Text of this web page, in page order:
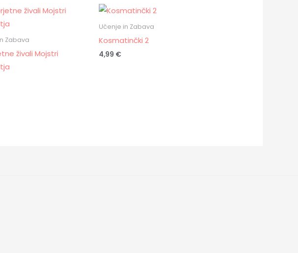
Zabava
živali Mojstri
Učenje in Zabava
Kosmatinčki 2
4,99 €